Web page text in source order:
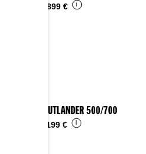
16.899 € i
2024 OUTLANDER 500/700
11.199 € i